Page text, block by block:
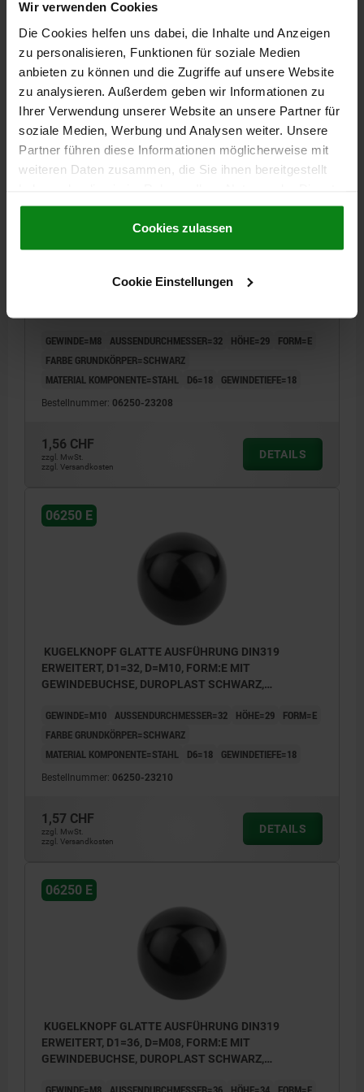
Wir verwenden Cookies
Die Cookies helfen uns dabei, die Inhalte und Anzeigen
zu personalisieren, Funktionen für soziale Medien
anbieten zu können und die Zugriffe auf unsere Website
zu analysieren. Außerdem geben wir Informationen zu
Ihrer Verwendung unserer Website an unsere Partner für
soziale Medien, Werbung und Analysen weiter. Unsere
Partner führen diese Informationen möglicherweise mit
weiteren Daten zusammen, die Sie ihnen bereitgestellt
gesammelt haben.Cookie Richtlinien
Datenschutz|AGB
Cookies zulassen
Cookie Einstellungen
MATERIAL KOMPONENTE=MESSING
Bestellnummer:06250-23008
1,38 CHF
zzgl. Versandkosten
DETAILS
KUGELKNOPF GLATTE AUSFÜHRUNG DIN319
GEWINDE=M8 AUSSENDURCHMESSER=32 HÖHE=29
FORM=E
FARBE GRUNDKÖRPER=SCHWARZ
MATERIAL KOMPONENTE=STAHL
D6=18 GEWINDETIEFE=18
Bestellnummer: 06250-23208
1,56 CHF
zzgl. MwSt.
zzgl. Versandkosten
DETAILS
06250 E
KUGELKNOPF GLATTE AUSFÜHRUNG DIN319
ERWEITERT, D1=32, D=M10, FORM:E MIT
GEWINDEBUCHSE, DUROPLAST SCHWARZ,
GEWINDE=M10 AUSSENDURCHMESSER=32 HÖHE=29
FORM=E
FARBE GRUNDKÖRPER=SCHWARZ
MATERIAL KOMPONENTE=STAHL
D6=18 GEWINDETIEFE=18
Bestellnummer: 06250-23210
1,57 CHF
zzgl. MwSt.
zzgl. Versandkosten
DETAILS
06250 E
KUGELKNOPF GLATTE AUSFÜHRUNG DIN319
ERWEITERT, D1=36, D=M08, FORM:E MIT
GEWINDEBUCHSE, DUROPLAST SCHWARZ,